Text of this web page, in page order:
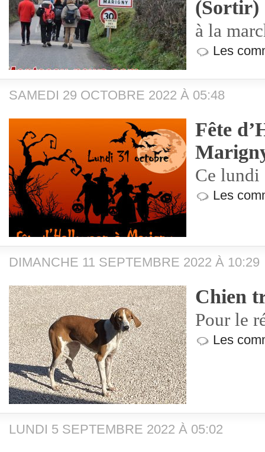
(Sortir)
à la
Les
SAMEDI 29 OCTOBRE 2022 À 05:48
Fête
Ce lundi
Les
DIMANCHE 11 SEPTEMBRE 2022 À 10:29
Chien
Pour le
Les
LUNDI 5 SEPTEMBRE 2022 À 05:02